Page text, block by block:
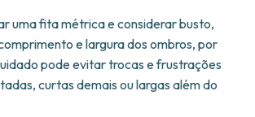
uma fita métrica e considerar busto,
e largura dos ombros, por
pode evitar trocas e frustrações
curtas demais ou largas além do